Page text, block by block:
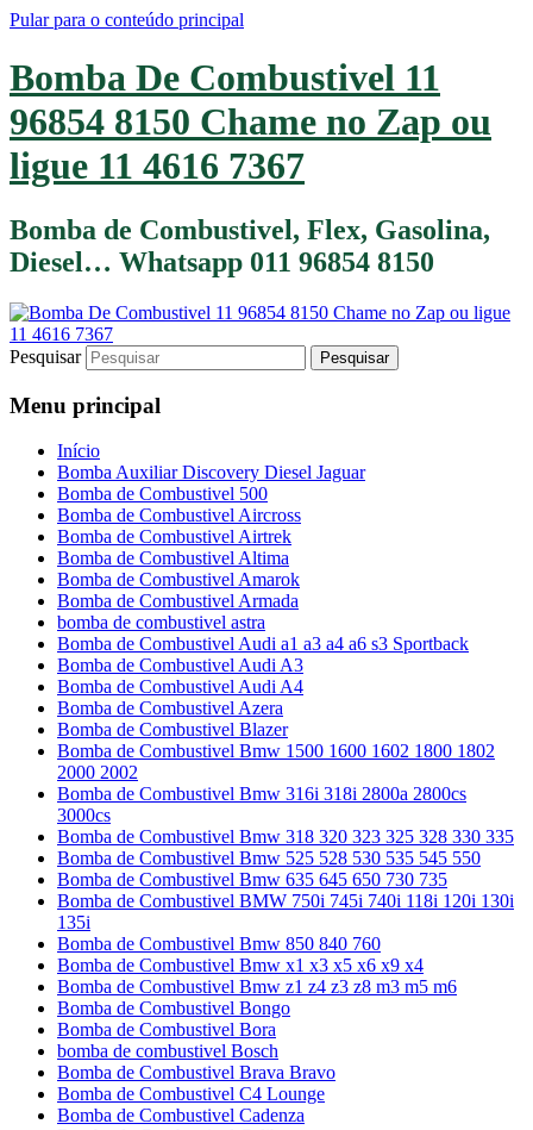
Pular para o conteúdo principal
Bomba De Combustivel 11
96854 8150 Chame no Zap ou
ligue 11 4616 7367
Bomba de Combustivel, Flex, Gasolina,
Diesel… Whatsapp 011 96854 8150
Pesquisar
Menu principal
Início
Bomba Auxiliar Discovery Diesel Jaguar
Bomba de Combustivel 500
Bomba de Combustivel Aircross
Bomba de Combustivel Airtrek
Bomba de Combustivel Altima
Bomba de Combustivel Amarok
Bomba de Combustivel Armada
bomba de combustivel astra
Bomba de Combustivel Audi a1 a3 a4 a6 s3 Sportback
Bomba de Combustivel Audi A3
Bomba de Combustivel Audi A4
Bomba de Combustivel Azera
Bomba de Combustivel Blazer
Bomba de Combustivel Bmw 1500 1600 1602 1800 1802
2000 2002
Bomba de Combustivel Bmw 316i 318i 2800a 2800cs
3000cs
Bomba de Combustivel Bmw 318 320 323 325 328 330 335
Bomba de Combustivel Bmw 525 528 530 535 545 550
Bomba de Combustivel Bmw 635 645 650 730 735
Bomba de Combustivel BMW 750i 745i 740i 118i 120i 130i
135i
Bomba de Combustivel Bmw 850 840 760
Bomba de Combustivel Bmw x1 x3 x5 x6 x9 x4
Bomba de Combustivel Bmw z1 z4 z3 z8 m3 m5 m6
Bomba de Combustivel Bongo
Bomba de Combustivel Bora
bomba de combustivel Bosch
Bomba de Combustivel Brava Bravo
Bomba de Combustivel C4 Lounge
Bomba de Combustivel Cadenza